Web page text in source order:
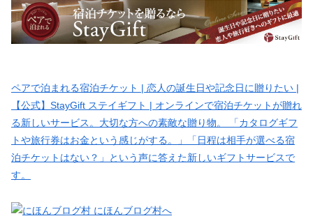
ペアで泊まれる宿泊チケット | 恋人の誕生日や記念日に贈りたい |
【公式】StayGift ステイギフト | オンラインで宿泊チケットが贈れ
る新しいサービス。大切な方への素敵な贈り物。 「カタログギフ
トや旅行券はお金という感じがする。」「日程は相手が選べる宿
泊チケットはない？」という声に答えた新しいギフトサービスで
す。